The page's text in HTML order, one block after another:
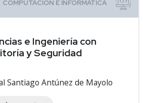
e Ingeniería con
y Seguridad
Santiago Antúnez de Mayolo